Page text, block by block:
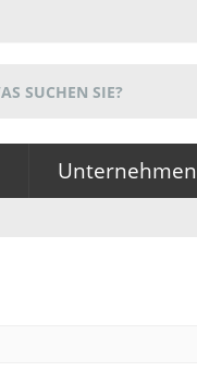
Unternehmen